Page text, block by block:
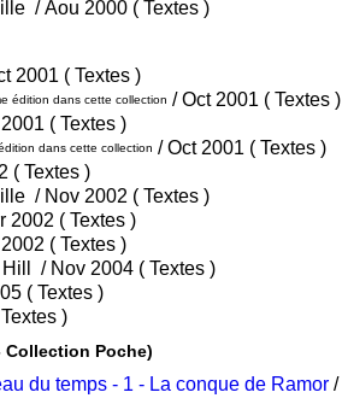
• Tome 4 : Les mangeurs de rouille / Aou 2000 ( Textes )
/ Oct 2001 ( Textes )
édition dans cette collection
/ Oct 2001 ( Textes )
/ Oct 2001 ( Textes )
dans cette collection
/ Oct 2001 ( Textes )
/ Nov 2002 ( Textes )
• Tome 4 : Les mangeurs de rouille / Nov 2002 ( Textes )
• Tome 5 : Entre deux rives / Avr 2002 ( Textes )
• Tome 6 : Frères de sang / Oct 2002 ( Textes )
• Tome 7 : Affrontements à Blue Hill / Nov 2004 ( Textes )
• Tome 8 : Les pendus / Nov 2005 ( Textes )
• Tome 9 : Tucano / Sep 2007 ( Textes )
Pocket BD ( Dargaud - Collection Poche)
du temps - 1 - La conque de Ramor